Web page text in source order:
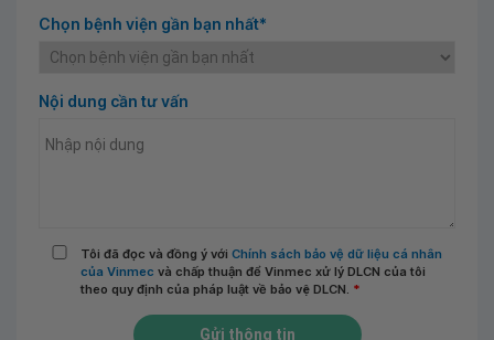
Chọn bệnh viện gần bạn nhất*
Nội dung cần tư vấn
Tôi đã đọc và đồng ý với Chính sách bảo vệ dữ liệu cá nhân
của Vinmec và chấp thuận để Vinmec xử lý DLCN của tôi
theo quy định của pháp luật về bảo vệ DLCN. *
Gửi thông tin